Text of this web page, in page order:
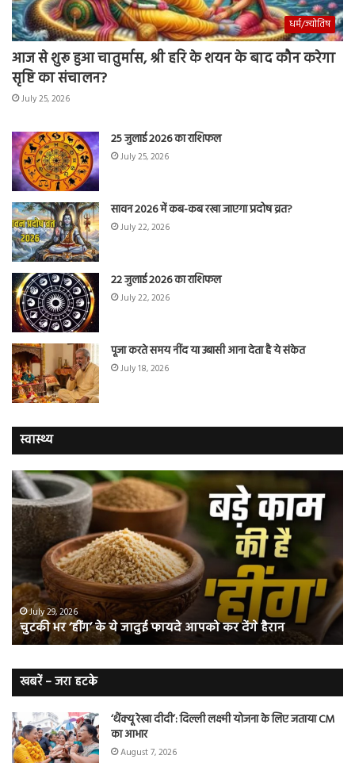
धर्म/ज्योतिष
आज से शुरू हुआ चातुर्मास, श्री हरि के शयन के बाद कौन करेगा
सृष्टि का संचालन?
July 25, 2026
25 जुलाई 2026 का राशिफल
July 25, 2026
सावन 2026 में कब-कब रखा जाएगा प्रदोष व्रत?
July 22, 2026
22 जुलाई 2026 का राशिफल
July 22, 2026
पूजा करते समय नींद या उबासी आना देता है ये संकेत
July 18, 2026
स्वास्थ्य
चुटकी
भर
‘हींग’
के
ये
फायदे
आपको
कर
देंगे
हैरान
July 29, 2026
चुटकी भर ‘हींग’ के ये जादुई फायदे आपको कर देंगे हैरान
भी
हो
हैं
खबरें – जरा हटके
‘थैंक्यू रेखा दीदी’: दिल्ली लक्ष्मी योजना के लिए जताया CM
का आभार
August 7, 2026